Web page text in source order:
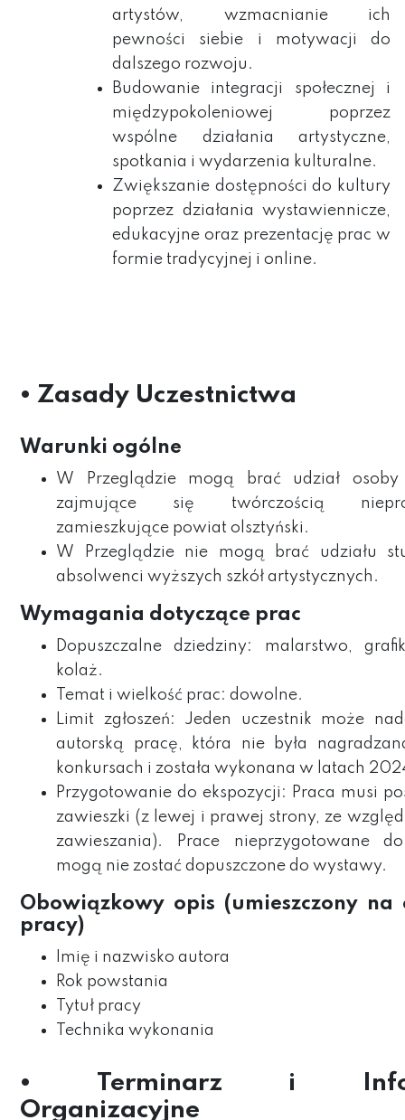
artystów, wzmacnianie ich
pewności siebie i motywacji do
dalszego rozwoju.
Budowanie integracji społecznej i
międzypokoleniowej poprzez
wspólne działania artystyczne,
spotkania i wydarzenia kulturalne.
Zwiększanie dostępności do kultury
poprzez działania wystawiennicze,
edukacyjne oraz prezentację prac w
formie tradycyjnej i online.
• Zasady Uczestnictwa
Warunki ogólne
W Przeglądzie mogą brać udział osoby
zajmujące się twórczością
zamieszkujące powiat olsztyński.
W Przeglądzie nie mogą brać udziału
absolwenci wyższych szkół artystycznych.
Wymagania dotyczące prac
Dopuszczalne dziedziny: malarstwo,
kolaż.
Temat i wielkość prac: dowolne.
Limit zgłoszeń: Jeden uczestnik może
autorską pracę, która nie była
konkursach i została wykonana w latach
Przygotowanie do ekspozycji: Praca musi
zawieszki (z lewej i prawej strony, ze
zawieszania). Prace nieprzygotowane
mogą nie zostać dopuszczone do wystawy.
Obowiązkowy opis (umieszczony na
pracy)
Imię i nazwisko autora
Rok powstania
Tytuł pracy
Technika wykonania
• Terminarz i
Organizacyjne